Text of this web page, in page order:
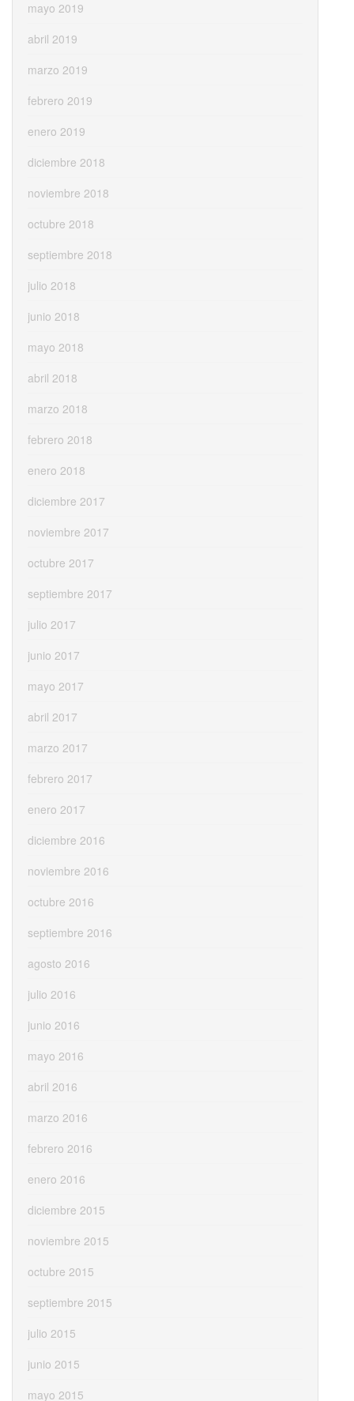
mayo 2019
abril 2019
marzo 2019
febrero 2019
enero 2019
diciembre 2018
noviembre 2018
octubre 2018
septiembre 2018
julio 2018
junio 2018
mayo 2018
abril 2018
marzo 2018
febrero 2018
enero 2018
diciembre 2017
noviembre 2017
octubre 2017
septiembre 2017
julio 2017
junio 2017
mayo 2017
abril 2017
marzo 2017
febrero 2017
enero 2017
diciembre 2016
noviembre 2016
octubre 2016
septiembre 2016
agosto 2016
julio 2016
junio 2016
mayo 2016
abril 2016
marzo 2016
febrero 2016
enero 2016
diciembre 2015
noviembre 2015
octubre 2015
septiembre 2015
julio 2015
junio 2015
mayo 2015